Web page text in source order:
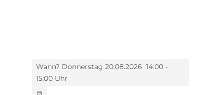
Wann? Donnerstag 20.08.2026 14:00 -
15:00 Uhr